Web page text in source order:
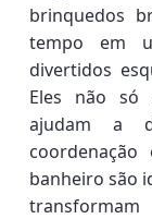
brinquedos
tempo em
divertidos
Eles não só
ajudam a
banheiro são